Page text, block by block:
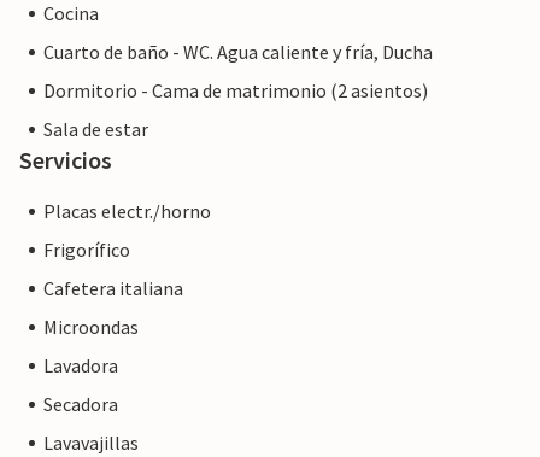
Cocina
Cuarto de baño - WC. Agua caliente y fría, Ducha
Dormitorio - Cama de matrimonio (2 asientos)
Sala de estar
Servicios
Placas electr./horno
Frigorífico
Cafetera italiana
Microondas
Lavadora
Secadora
Lavavajillas